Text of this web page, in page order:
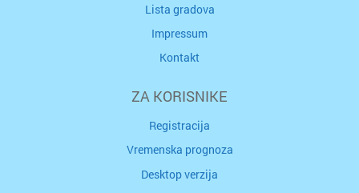
Lista gradova
Impressum
Kontakt
ZA KORISNIKE
Registracija
Vremenska prognoza
Desktop verzija